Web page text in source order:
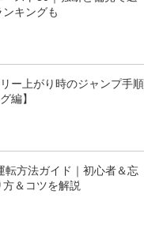
キングも
ー上がり時のジャンプ手順
編】
転方法ガイド｜初心者＆忘
＆コツを解説